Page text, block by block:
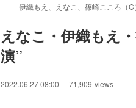
伊織もえ、えなこ、篠崎こころ（
えなこ・伊織もえ
演”
2022.06.27 08:00 71,909 views